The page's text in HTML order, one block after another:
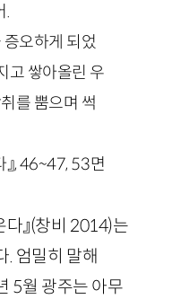
.
오하게 되었
고 쌓아올린 우
를 뿜으며 썩
』, 46~47, 53면
』(창비 2014)는
. 엄밀히 말해
5월 광주는 아무